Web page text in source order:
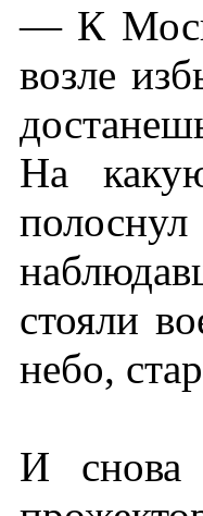
— К
возле
На
стояли
небо,
И снова